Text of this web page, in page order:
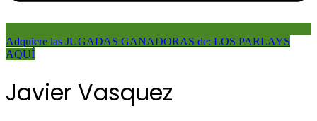
Adquiere las JUGADAS GANADORAS de: LOS PARLAYS
AQUÍ
Javier Vasquez